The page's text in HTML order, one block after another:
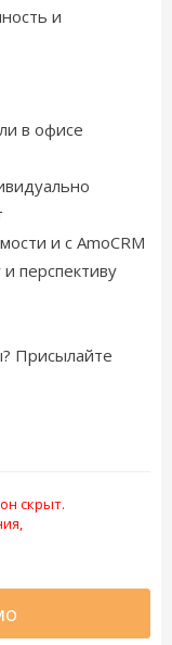
и
в офисе
и с AmoCRM
перспективу
Присылайте
скрыт.